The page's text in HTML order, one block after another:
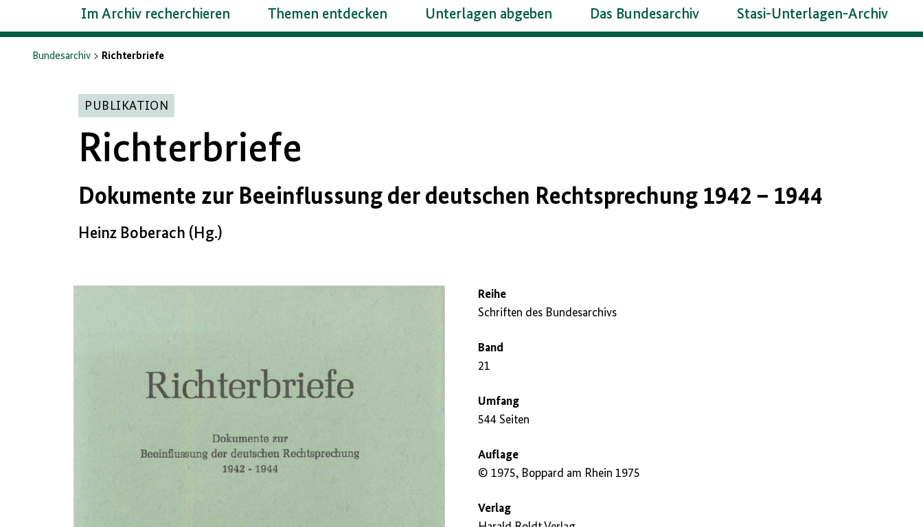
Im Archiv recherchieren Themen entdecken Unterlagen abgeben Das Bundesarchiv Stasi-Unterlagen-Archiv
Bundesarchiv Richterbriefe
PUBLIKATION
Richterbriefe
Dokumente zur Beeinflussung der deutschen Rechtsprechung 1942 – 1944
Heinz Boberach (Hg.)
Reihe
Schriften des Bundesarchivs
Band
21
Umfang
544 Seiten
Auflage
© 1975, Boppard am Rhein 1975
Verlag